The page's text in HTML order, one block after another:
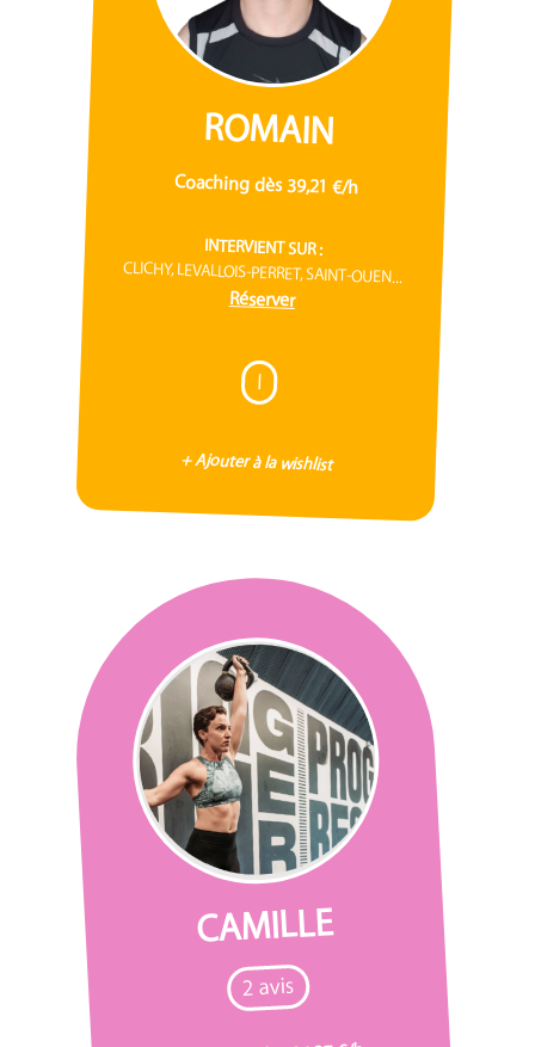
ROMAIN
Coaching dès 39,21 €/h
INTERVIENT SUR :
CLICHY, LEVALLOIS-PERRET, SAINT-OUEN...
Réserver
I
+ Ajouter à la wishlist
CAMILLE
2 avis